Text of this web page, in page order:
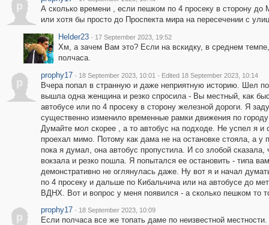
p
А сколько времени , если пешком по 4 просеку в сторону
или хотя бы просто до Проспекта мира на пересечении с
Helder23 · 17 September 2023, 19:52
Хм, а зачем Вам это? Если на вскидку, в среднем
полчаса.
p
prophy17 · 18 September 2023, 10:01 · Edited 18 September 2023, 10:14
Вчера попал в странную и даже неприятную историю. Шел
вышла одна женщина и резко спросила - Вы местный, как
автобусе или по 4 просеку в сторону железной дороги. Я
существенно изменило временные рамки движения по
Думайте мол скорее , а то автобус на подходе. Не успел я и
проехал мимо. Потому как дама не на остановке стояла, а у
пока я думал, она автобус пропустила. И со злобой
вокзала и резко пошла. Я попытался ее остановить - типа
демонстративно не оглянулась даже. Ну вот я и начал
по 4 просеку и дальше по Кибальчича или на автобусе до
ВДНХ. Вот и вопрос у меня появился - а сколько пешком то
p
prophy17 · 18 September 2023, 10:09
Если полчаса все же топать даме по неизвестной